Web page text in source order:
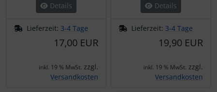
Details
Lieferzeit: 3-4 Tage
17,00 EUR
inkl. 19 % MwSt. zzgl.
Versandkosten
Details
Lieferzeit: 3-4 Tage
19,90 EUR
inkl. 19 % MwSt. zzgl.
Versandkosten